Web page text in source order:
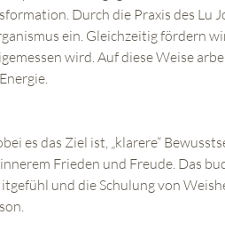
Durch die Praxis des Lu
ein. Gleichzeitig fördern
wird. Auf diese Weise
es das Ziel ist, „klarere“
Frieden und Freude. Das
und die Schulung von